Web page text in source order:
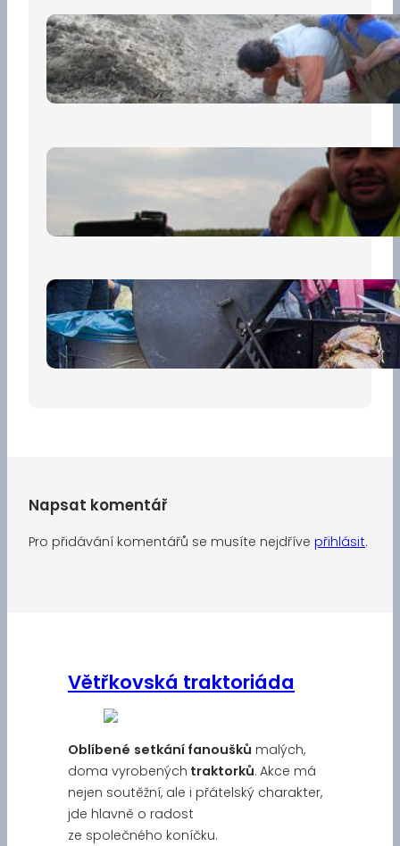
„Prase za prase“: Kdo doběhne
první, vyhraje!
30 června, 2026
Bezpečnost na prvním místě
15 května, 2026
Pro diváky
30 dubna, 2026
Napsat komentář
Pro přidávání komentářů se musíte nejdříve přihlásit.
Větřkovská traktoriáda
Oblíbené setkání fanoušků malých,
doma vyrobených traktorků. Akce má
nejen soutěžní, ale i přátelský charakter,
jde hlavně o radost
ze společného koníčku.